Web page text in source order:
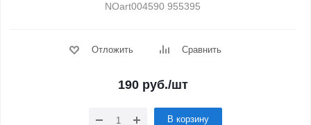
NOart004590 955395
Отложить Сравнить
190 руб./шт
В корзину